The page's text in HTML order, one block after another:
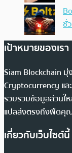
ชั่
เป้าหมายของเรา
Siam Blockchain มุ่
Cryptocurrency แล
รวบรวมข้อมูลส่วนใ
แปลส่งตรงถึงฟีดคุ
เกี่ยวกับเว็บไซต์นี้